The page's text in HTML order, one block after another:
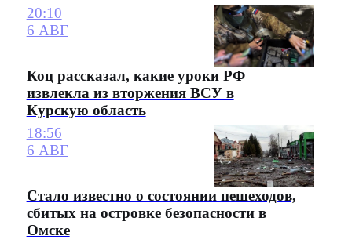
20:10
6 АВГ
Коц рассказал, какие уроки РФ
извлекла из вторжения ВСУ в
Курскую область
18:56
6 АВГ
Стало известно о состоянии пешеходов,
сбитых на островке безопасности в
Омске